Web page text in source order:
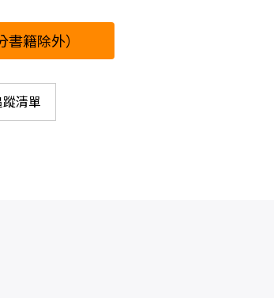
籍除外）
清單